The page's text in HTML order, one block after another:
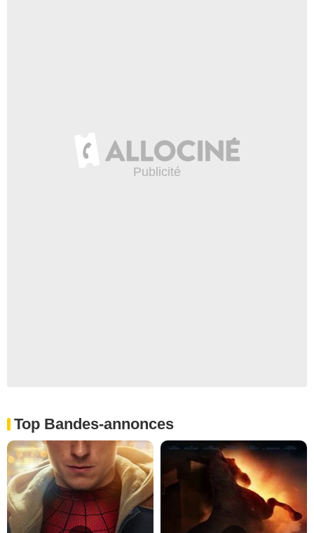
Top Bandes-annonces